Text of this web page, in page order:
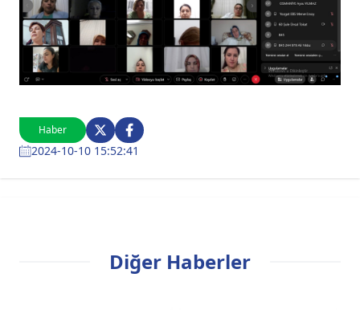
Haber
2024-10-10 15:52:41
Diğer Haberler